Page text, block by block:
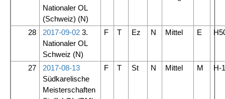
Nationaler OL
(Schweiz) (N)
28 2017-09-02 3.
Nationaler OL
Schweiz (N)
F T Ez N Mittel E
27
2017-08-13
Südkarelische
Meisterschaften
F T St N Mittel M H-